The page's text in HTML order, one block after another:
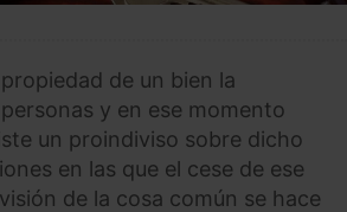
de un bien la
y en ese momento
un proindiviso sobre dicho
en las que el cese de ese
de la cosa común se hace